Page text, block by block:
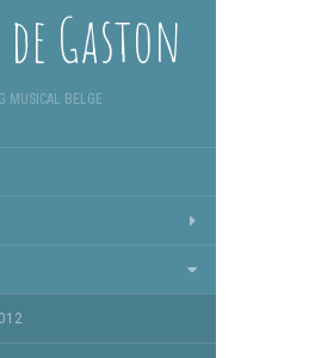
de Gaston
MUSICAL BELGE